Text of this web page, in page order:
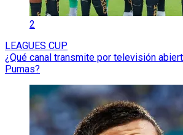
2
LEAGUES CUP
¿Qué canal transmite por televisión
Pumas?